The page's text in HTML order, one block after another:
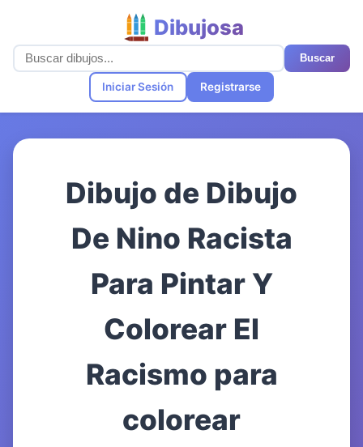
Dibujosa
Buscar
Iniciar Sesión Registrarse
Dibujo de Dibujo
De Nino Racista
Para Pintar Y
Colorear El
Racismo para
colorear